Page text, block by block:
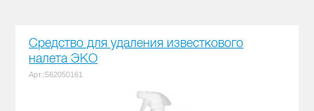
Средство для удаления известкового
налета ЭКО
Арт.:562050161